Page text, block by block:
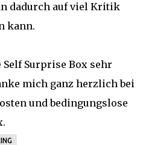
dadurch auf viel Kritik
kann.
Surprise Box sehr
mich ganz herzlich bei
und bedingungslose